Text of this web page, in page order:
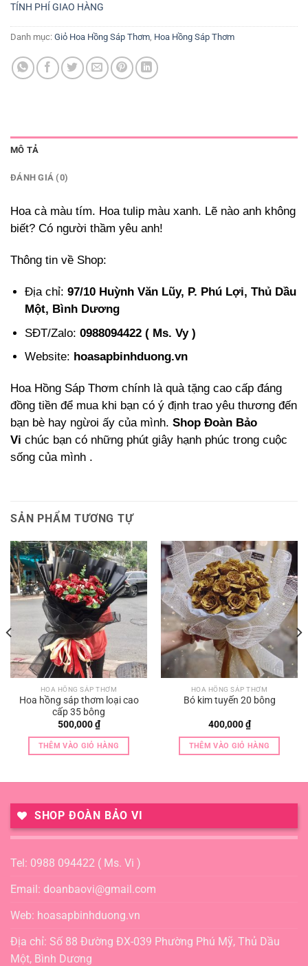
TÍNH PHÍ GIAO HÀNG
Danh mục: Giỏ Hoa Hồng Sáp Thơm, Hoa Hồng Sáp Thơm
MÔ TẢ
ĐÁNH GIÁ (0)
Hoa cà màu tím. Hoa tulip màu xanh. Lẽ nào anh không
biết? Có người thầm yêu anh!
Thông tin về Shop:
Địa chỉ: 97/10 Huỳnh Văn Lũy, P. Phú Lợi, Thủ Dầu
Một, Bình Dương
SĐT/Zalo: 0988094422 ( Ms. Vy )
Website: hoasapbinhduong.vn
Hoa Hồng Sáp Thơm chính là quà tặng cao cấp đáng
đồng tiền để mua khi bạn có ý định trao yêu thương đến
bạn bè hay ngừoi ấy của mình. Shop Đoàn Bảo
Vi chúc bạn có những phút giây hạnh phúc trong cuộc
sống của mình .
SẢN PHẨM TƯƠNG TỰ
HOA HỒNG SÁP THƠM
Hoa hồng sáp thơm loại cao
cấp 35 bông
500,000₫
THÊM VÀO GIỎ HÀNG
HOA HỒNG SÁP THƠM
Bó kim tuyến 20 bông
400,000₫
THÊM VÀO GIỎ HÀNG
SHOP ĐOÀN BẢO VI
Tel: 0988 094422 ( Ms. Vi )
Email: doanbaovi@gmail.com
Web: hoasapbinhduong.vn
Địa chỉ: Số 88 Đường ĐX-039 Phường Phú Mỹ, Thủ Dầu
Một, Bình Dương